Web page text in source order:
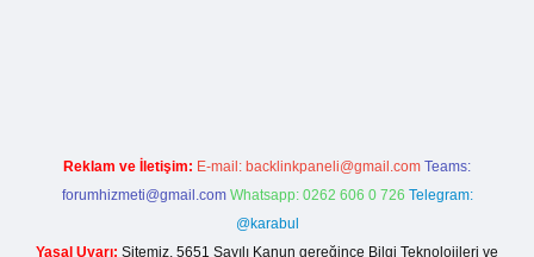
Reklam ve İletişim: E-mail: backlinkpaneli@gmail.com Teams:
forumhizmeti@gmail.com Whatsapp: 0262 606 0 726 Telegram:
@karabul
Yasal Uyarı: Sitemiz, 5651 Sayılı Kanun gereğince Bilgi Teknolojileri ve